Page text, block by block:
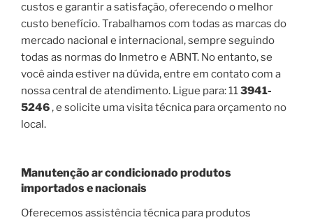
custos e garantir a satisfação, oferecendo o melhor
custo benefício. Trabalhamos com todas as marcas do
mercado nacional e internacional, sempre seguindo
todas as normas do Inmetro e ABNT. No entanto, se
você ainda estiver na dúvida, entre em contato com a
nossa central de atendimento. Ligue para: 113941-
5246, e solicite uma visita técnica para orçamento no
local.
Manutenção ar condicionado produtos
importados e nacionais
Oferecemos assistência técnica para produtos